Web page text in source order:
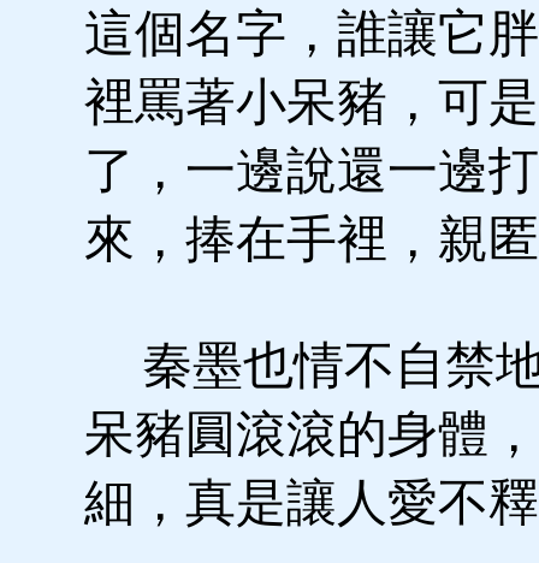
這個名字，誰讓它
裡罵著小呆豬，可
了，一邊說還一邊
來，捧在手裡，親
秦墨也情不自禁
呆豬圓滾滾的身體
細，真是讓人愛不